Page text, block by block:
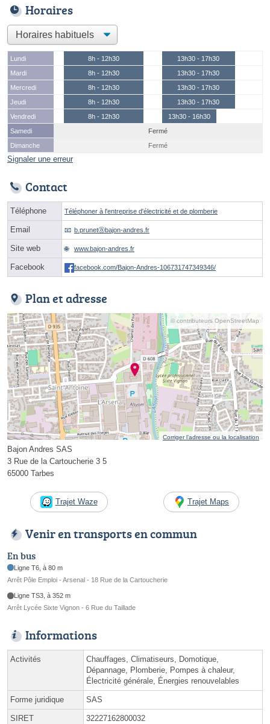
Horaires
Lundi 8h - 12h30
13h30 - 17h30
Mardi
8h - 12h30
13h30 - 17h30
Mercredi
8h - 12h30
13h30 - 17h30
Jeudi
8h - 12h30
13h30 - 17h30
Vendredi
8h - 12h30
13h30 - 16h30
Samedi
Fermé
Dimanche
Fermé
Signaler une erreur
Contact
Téléphone Téléphoner à l'entreprise d'électricité et de plomberie
Email b.prunetⓐbajon-andres.fr
Site web www.bajon-andres.fr
Facebook facebook.com/Bajon-Andres-106731747349346/
Plan et adresse
© contributeurs OpenStreetMap
Corriger l’adresse ou la localisation
Bajon Andres SAS
3 Rue de la Cartoucherie 3 5
65000 Tarbes
Trajet Waze Trajet Maps
Venir en transports en commun
En bus
Ligne T6, à 80 m
Arrêt Pôle Emploi - Arsenal - 18 Rue de la Cartoucherie
Ligne TS3, à 352 m
Arrêt Lycée Sixte Vignon - 6 Rue du Taillade
Informations
Activités
Chauffages, Climatiseurs, Domotique,
Dépannage, Plomberie, Pompes à chaleur,
Électricité générale, Énergies renouvelables
Forme juridique SAS
SIRET 32227162800032